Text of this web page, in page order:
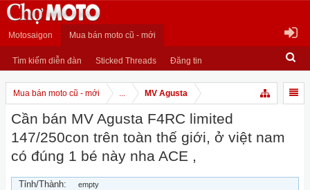
Motosaigon Mua bán moto cũ - mới
Tìm kiếm diễn đàn Sticked Threads Đăng tin
Mua bán moto cũ - mới ... MV Agusta
Cần bán MV Agusta F4RC limited
147/250con trên toàn thế giới, ở việt nam
có đúng 1 bé này nha ACE ,
Tỉnh/Thành: empty